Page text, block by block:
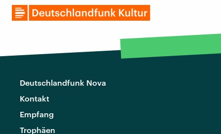
Deutschlandfunk Nova
Kontakt
Empfang
Trophäen